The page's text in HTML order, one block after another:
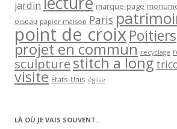
jardin marque-page
oiseau papier maison Paris
point de croixPoitiers
projet en commun recyclage
sculpturestitch a long
visite États-Unis église
LÀ OÙ JE VAIS SOUVENT…